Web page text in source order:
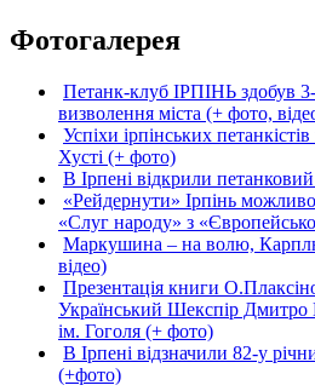
Фотогалерея
Петанк-клуб ІРПІНЬ здобув 3-
визволення міста (+ фото,
Успіхи ірпінських
Хусті (+ фото)
В Ірпені відкрили
«Рейдернути» Ірпінь
«Слуг народу» з
Маркушина – на волю,
відео)
Презентація книги
Український Шекспір Дмитро
ім. Гоголя (+ фото)
В Ірпені відзначили 82-у
(+фото)